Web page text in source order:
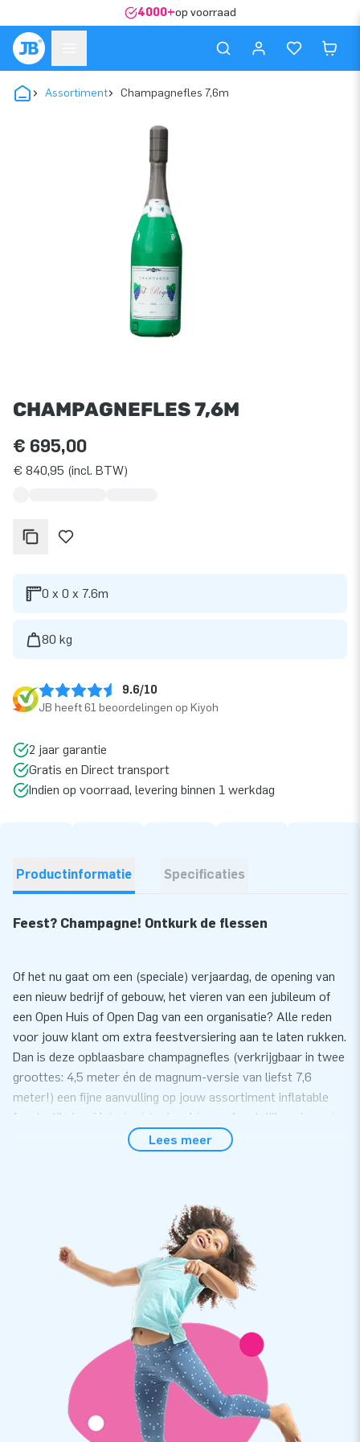
4000+op voorraad
Assortiment Champagnefles 7,6m
CHAMPAGNEFLES 7,6M
€ 695,00
€ 840,95 (incl. BTW)
0 x 0 x 7.6m
80 kg
9.6/10
JB heeft 61 beoordelingen op Kiyoh
2 jaar garantie
Gratis en Direct transport
Indien op voorraad, levering binnen 1 werkdag
Productinformatie Specificaties
Feest? Champagne! Ontkurk de flessen
Of het nu gaat om een (speciale) verjaardag, de opening van
een nieuw bedrijf of gebouw, het vieren van een jubileum of
een Open Huis of Open Dag van een organisatie? Alle reden
voor jouw klant om extra feestversiering aan te laten rukken.
Dan is deze opblaasbare champagnefles (verkrijgbaar in twee
groottes: 4,5 meter én de magnum-versie van liefst 7,6
meter!) een fijne aanvulling op jouw assortiment inflatable
feestartikelen. Het staat toch echt zeer feestelijk, zo’n grote
champagnefles voor de deur van bedrijf, horecagelegenheid
Binnen 5 minuten aan de champagne
Ook voor deze megagrote champagneflessen geldt, dat ze
zeer eenvoudig op te zetten zijn. Of je klant nu kiest voor de
‘kleinere’, of de reuzenfles: binnen 5 minuten staan ze op hun
plaats. Uiteraard doen we een goede gebruiksaanwijzing en
andere noodzakelijke materialen (transportzak,
bevestigingsmateriaal én blower) bij in het pakket.
JB: 1 jaar garantie op topkwaliteit artikelen
Lees meer